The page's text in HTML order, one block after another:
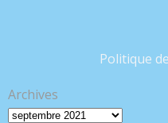
Politique
Archives